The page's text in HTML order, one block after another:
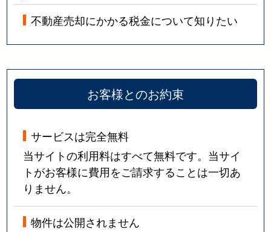
不動産売却にかかる税金について知りたい
お客様とのお約束
サービスは完全無料
当サイトの利用料はすべて無料です。当サイ
トがお客様に費用をご請求することは一切あ
りません。
物件は公開されません